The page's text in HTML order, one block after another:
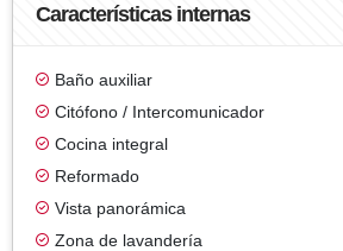
Características internas
Baño auxiliar
Citófono / Intercomunicador
Cocina integral
Reformado
Vista panorámica
Zona de lavandería